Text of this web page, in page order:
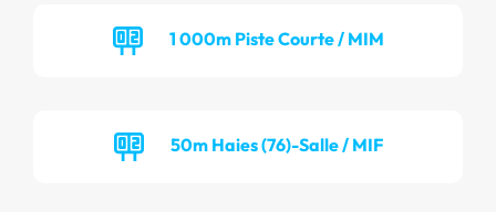
1 000m Piste Courte / MIM
50m Haies (76)-Salle / MIF